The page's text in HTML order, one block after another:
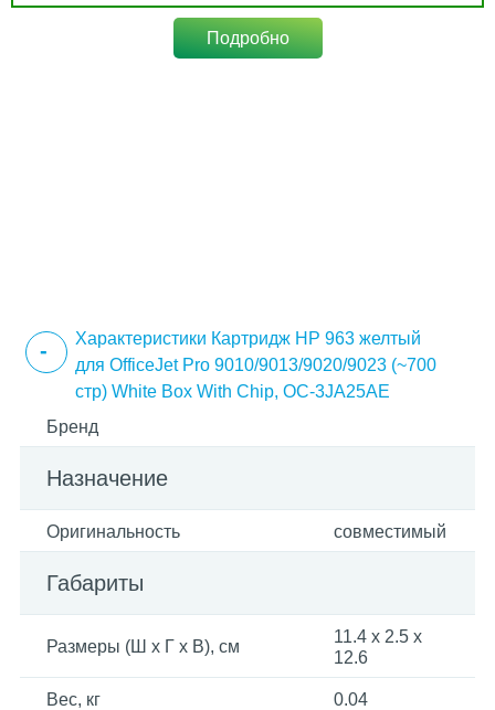
Подробно
Характеристики Картридж HP 963 желтый
для OfficeJet Pro 9010/9013/9020/9023 (~700
стр) White Box With Chip, OC-3JA25AE
Бренд
Назначение
Оригинальность совместимый
Габариты
Размеры (Ш x Г x В), см
11.4 х 2.5 х
12.6
Вес, кг 0.04